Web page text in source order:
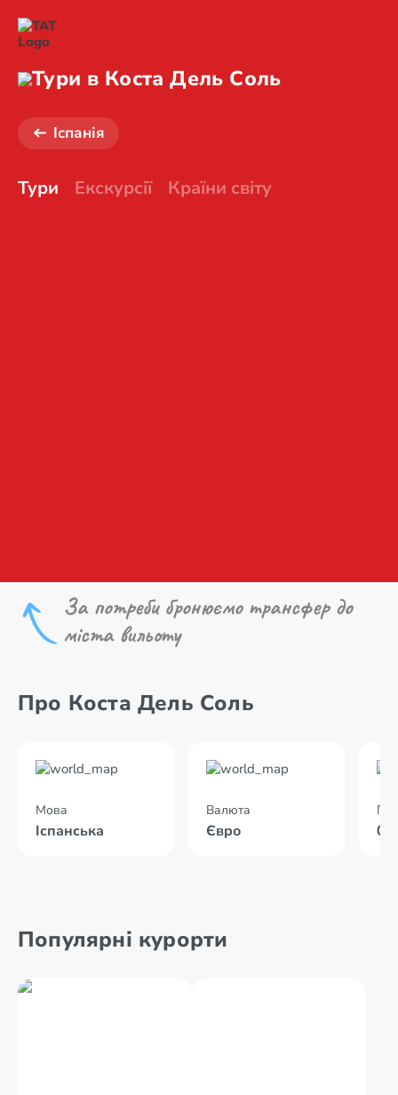
Тури в Коста Дель Соль
Іспанія
Тури Екскурсії Країни світу
За потреби бронюємо трансфер до
міста вильоту
Про Коста Дель Соль
Мова
Іспанська
Валюта
Євро
Популярні курорти